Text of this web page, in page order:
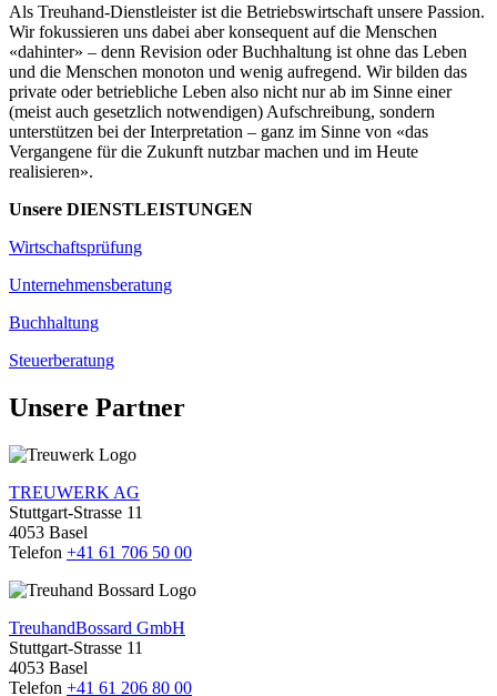
Als Treuhand-Dienstleister ist die Betriebswirtschaft unsere Passion.
Wir fokussieren uns dabei aber konsequent auf die Menschen
«dahinter» – denn Revision oder Buchhaltung ist ohne das Leben
und die Menschen monoton und wenig aufregend. Wir bilden das
private oder betriebliche Leben also nicht nur ab im Sinne einer
(meist auch gesetzlich notwendigen) Aufschreibung, sondern
unterstützen bei der Interpretation – ganz im Sinne von «das
Vergangene für die Zukunft nutzbar machen und im Heute
realisieren».
Unsere DIENSTLEISTUNGEN
Wirtschaftsprüfung
Unternehmensberatung
Buchhaltung
Steuerberatung
Unsere Partner
TREUWERK AG
Stuttgart-Strasse 11
4053 Basel
Telefon +41 61 706 50 00
TreuhandBossard GmbH
Stuttgart-Strasse 11
4053 Basel
Telefon +41 61 206 80 00